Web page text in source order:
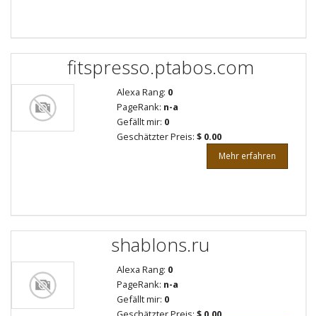
fitspresso.ptabos.com
Alexa Rang: 0
PageRank: n-a
Gefällt mir: 0
Geschätzter Preis: $ 0.00
Mehr erfahren
shablons.ru
Alexa Rang: 0
PageRank: n-a
Gefällt mir: 0